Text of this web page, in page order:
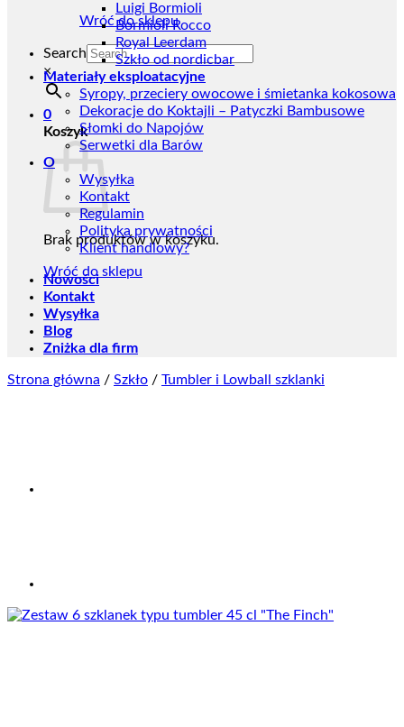
Wróć do sklepu
Search
×
0
Koszyk
Brak produktów w koszyku.
Wróć do sklepu
Luigi Bormioli
Bormioli Rocco
Royal Leerdam
Szkło od nordicbar
Materiały eksploatacyjne
Syropy, przeciery owocowe i śmietanka kokosowa
Dekoracje do Koktajli – Patyczki Bambusowe
Słomki do Napojów
Serwetki dla Barów
O
Wysyłka
Kontakt
Regulamin
Polityka prywatności
Klient handlowy?
Nowości
Kontakt
Wysyłka
Blog
Zniżka dla firm
Strona główna / Szkło / Tumbler i Lowball szklanki